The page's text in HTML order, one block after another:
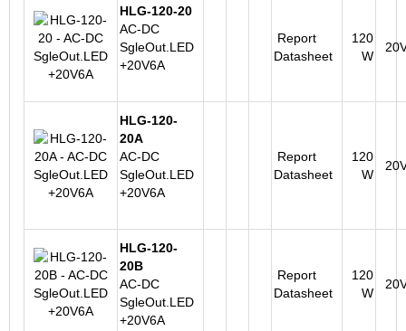
HLG-120-20
AC-DC
SgleOut.LED
+20V6A
Report
Datasheet
120
W
HLG-120-
20A
AC-DC
SgleOut.LED
+20V6A
Report
Datasheet
120
W
HLG-120-
20B
AC-DC
SgleOut.LED
+20V6A
Report
Datasheet
120
W